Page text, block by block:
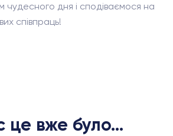
дня і сподіваємося на
співпраць!
це вже було...